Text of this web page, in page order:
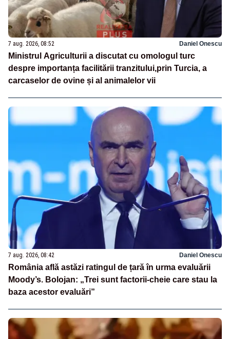
7 aug. 2026, 08:52 Daniel Onescu
Ministrul Agriculturii a discutat cu omologul turc
despre importanța facilitării tranzitului,prin Turcia, a
carcaselor de ovine și al animalelor vii
7 aug. 2026, 08:42 Daniel Onescu
România află astăzi ratingul de țară în urma evaluării
Moody’s. Bolojan: „Trei sunt factorii-cheie care stau la
baza acestor evaluări”